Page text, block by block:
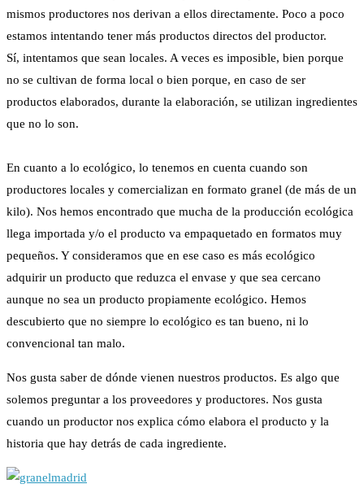
mismos productores nos derivan a ellos directamente. Poco a poco
estamos intentando tener más productos directos del productor.
Sí, intentamos que sean locales. A veces es imposible, bien porque
no se cultivan de forma local o bien porque, en caso de ser
productos elaborados, durante la elaboración, se utilizan ingredientes
que no lo son.
En cuanto a lo ecológico, lo tenemos en cuenta cuando son
productores locales y comercializan en formato granel (de más de un
kilo). Nos hemos encontrado que mucha de la producción ecológica
llega importada y/o el producto va empaquetado en formatos muy
pequeños. Y consideramos que en ese caso es más ecológico
adquirir un producto que reduzca el envase y que sea cercano
aunque no sea un producto propiamente ecológico. Hemos
descubierto que no siempre lo ecológico es tan bueno, ni lo
convencional tan malo.
Nos gusta saber de dónde vienen nuestros productos. Es algo que
solemos preguntar a los proveedores y productores. Nos gusta
cuando un productor nos explica cómo elabora el producto y la
historia que hay detrás de cada ingrediente.